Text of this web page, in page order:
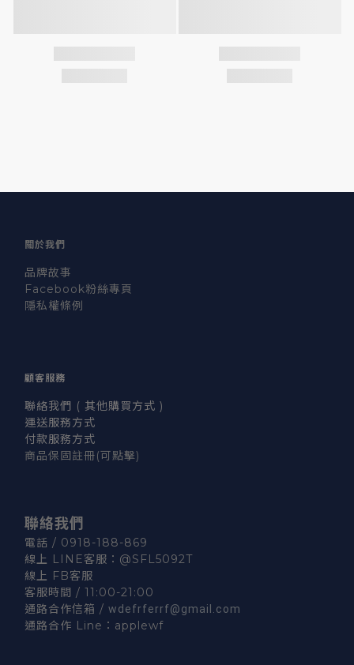
關於我們
品牌故事
Facebook粉絲專頁
隱私權條例
顧客服務
聯絡我們 ( 其他購買方式 )
運送服務方式
付款服務方式
商品保固註冊(可點擊)
聯絡我們
電話 / 0918-188-869
線上 LINE客服： @SFL5092T
線上 FB客服
客服時間 / 11:00-21:00
通路合作信箱 / wdefrferrf@gmail.com
通路合作 Line： applewf